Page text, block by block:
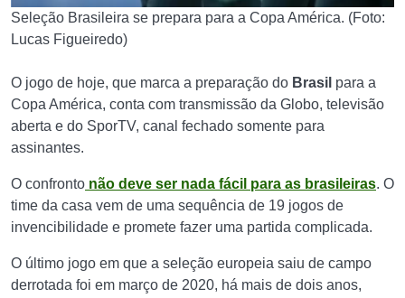
Seleção Brasileira se prepara para a Copa América. (Foto:
Lucas Figueiredo)
O jogo de hoje, que marca a preparação do Brasil para a
Copa América, conta com transmissão da Globo, televisão
aberta e do SporTV, canal fechado somente para
assinantes.
O confronto não deve ser nada fácil para as brasileiras. O
time da casa vem de uma sequência de 19 jogos de
invencibilidade e promete fazer uma partida complicada.
O último jogo em que a seleção europeia saiu de campo
derrotada foi em março de 2020, há mais de dois anos,